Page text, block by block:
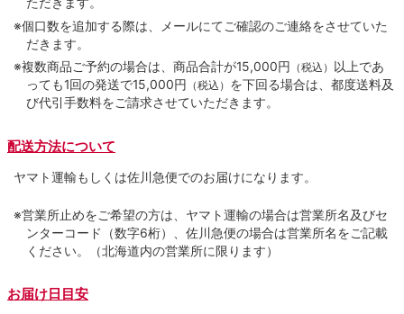
※個口数を追加する際は、メールにてご確認のご連絡をさせていた
だきます。
※複数商品ご予約の場合は、商品合計が15,000円 （税込） 以上であ
っても1回の発送で15,000円 （税込） を下回る場合は、都度送料及
び代引手数料をご請求させていただきます。
配送方法について
ヤマト運輸もしくは佐川急便でのお届けになります。
※営業所止めをご希望の方は、ヤマト運輸の場合は営業所名及びセ
ンターコード（数字6桁）、佐川急便の場合は営業所名をご記載
ください。（北海道内の営業所に限ります）
お届け日目安